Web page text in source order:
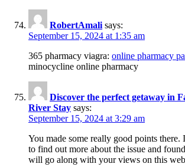
RobertAmali says:
September 15, 2024 at 1:35 am
365 pharmacy viagra: online pharmacy
minocycline online pharmacy
Discover the perfect getaway in
River Stay says:
September 15, 2024 at 3:29 am
You made some really good points there.
to find out more about the issue and
will go along with your views on this